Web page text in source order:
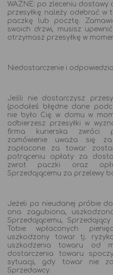
WAŻNE: po zleceniu
przesyłkę należy odebrać w
paczkę lub pocztę.
swoich drzwi, musisz
otrzymasz przesyłkę w
Niedostarczenie i
Jeśli nie dostarczysz
(podałeś błędne dane
nie było Cię w domu w
odbierzesz przesyłki w
firma kurierska zwróci
zamówienie uważa się
zapłacone za towar
potrąceniu opłaty za
zwrot paczki oraz
Sprzedającemu za przelewy
Jeżeli po nieudanej próbie
ona zagubiona,
Sprzedającemu,
Tobie wpłaconych
uszkodzony towar tj.
uszkodzenia towaru od
dostarczenia towaru
sytuacji, gdy towar nie
Sprzedawcy.